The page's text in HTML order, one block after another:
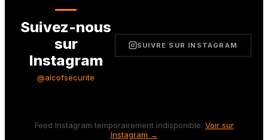
Suivez-nous
sur
Instagram
@alcofsecurite
SUIVRE SUR INSTAGRAM
Feed Instagram temporairement indisponible. Voir sur
Instagram →